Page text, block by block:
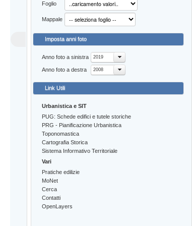
Foglio
Mappale
Imposta anni foto
Anno foto a sinistra 2019
Anno foto a destra 2008
Link Utili
Urbanistica e SIT
PUG: Schede edifici e tutele storiche
PRG - Pianificazione Urbanistica
Toponomastica
Cartografia Storica
Sistema Informativo Territoriale
Vari
Pratiche edilizie
MoNet
Cerca
Contatti
OpenLayers